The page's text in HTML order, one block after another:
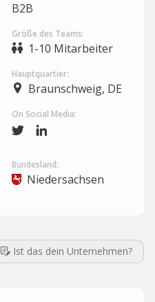
B2B
Größe des Teams:
1-10 Mitarbeiter
Hauptquartier:
Braunschweig, DE
On Social Media:
Bundesland:
Niedersachsen
Ist das dein Unternehmen?